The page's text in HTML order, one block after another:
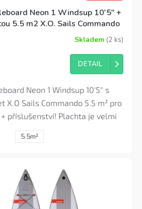
Neon 1 Windsup 10'5" +
5.5 m2 X.O. Sails Commando
Skladem (2 ks)
DETAIL
Neon 1 Windsup 10'5" s
X.O Sails Commando 5.5 m² pro
příslušenství! Plachta je velmi
vytahovat z vody a jezdit s ní
set s veškerým
pokročilé na windsurfingu.
5.5m²